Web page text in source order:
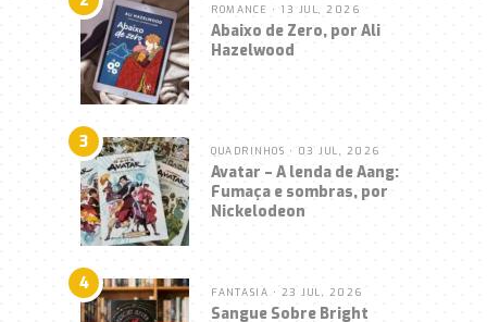
ROMANCE • 13 JUL, 2026
Abaixo de Zero, por Ali
Hazelwood
3 QUADRINHOS • 03 JUL, 2026
Avatar – A lenda de Aang:
Fumaça e sombras, por
Nickelodeon
4 FANTASIA • 23 JUL, 2026
Sangue Sobre Bright